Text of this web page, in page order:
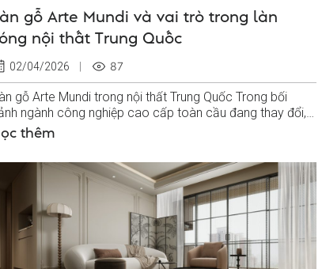
gỗ Arte Mundi và vai trò trong làn
nội thất Trung Quốc
02/04/2026 87
gỗ Arte Mundi trong nội thất Trung Quốc Trong bối
ngành công nghiệp cao cấp toàn cầu đang thay đổi,
gỗ cao cấp Arte Mundi nổi lên...
thêm